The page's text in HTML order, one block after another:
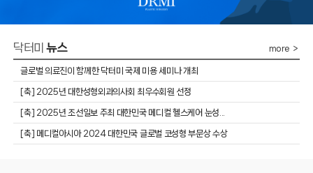
닥터미뉴스 more ＞
글로벌 의료진이 함께한 닥터미 국제 미용 세미나 개최
​[축] 2025년 대한성형외과의사회 최우수회원 선정
​[축] 2025년 조선일보 주최 대한민국 메디컬 헬스케어 눈성...
[축] 메디컬아시아 2024 대한민국 글로벌 코성형 부문상 수상